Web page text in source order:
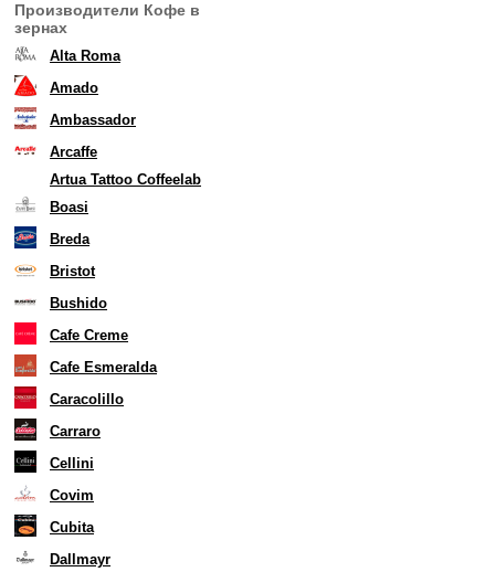
Производители Кофе в
зернах
Alta Roma
Amado
Ambassador
Arcaffe
Artua Tattoo Coffeelab
Boasi
Breda
Bristot
Bushido
Cafe Creme
Cafe Esmeralda
Caracolillo
Carraro
Cellini
Covim
Cubita
Dallmayr